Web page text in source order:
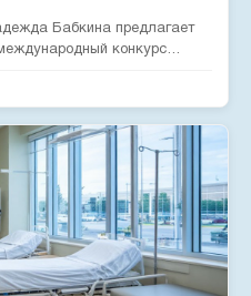
Бабкина предлагает
конкурс